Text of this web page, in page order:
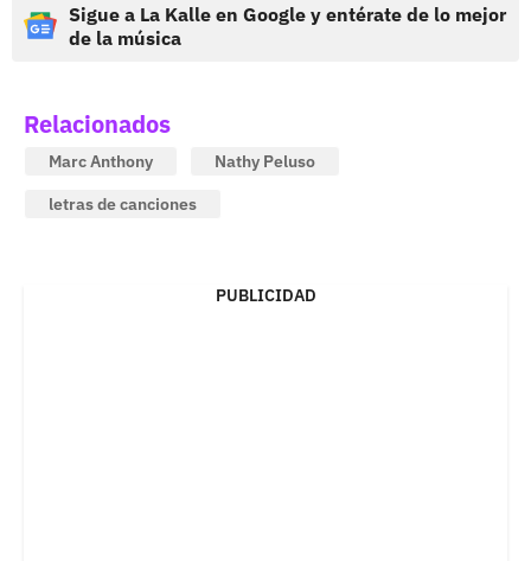
Sigue a La Kalle en Google y entérate de lo mejor
de la música
Relacionados
Marc Anthony
Nathy Peluso
letras de canciones
PUBLICIDAD